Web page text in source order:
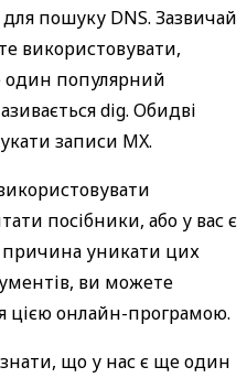
пошуку DNS. Зазвичай
використовувати,
один популярний
dig. Обидві
записи MX.
посібники, або у вас є
причина уникати цих
ви можете
цією онлайн-програмою.
що у нас є ще один